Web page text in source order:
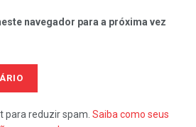
navegador para a próxima vez
para reduzir spam. Saiba como seus